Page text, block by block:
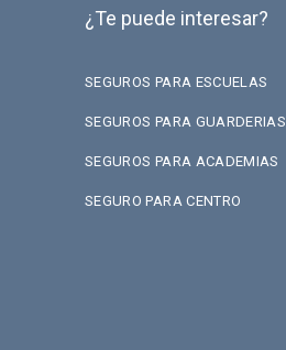
¿Te puede interesar?
SEGUROS PARA ESCUELAS
SEGUROS PARA GUARDERIAS
SEGUROS PARA ACADEMIAS
SEGURO PARA CENTRO